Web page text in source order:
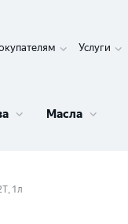
Услуги
Масла
1л